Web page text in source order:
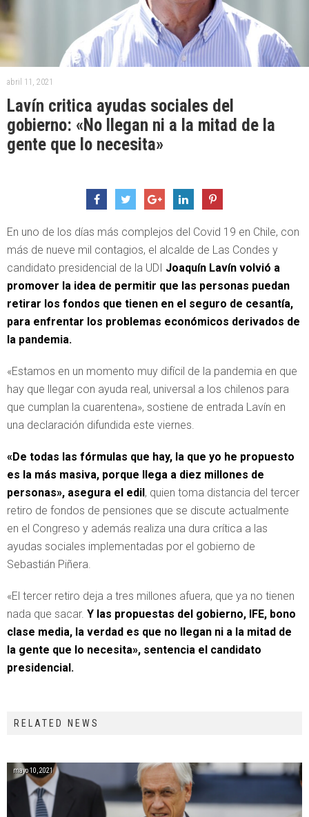
abril 11, 2021
Lavín critica ayudas sociales del
gobierno: «No llegan ni a la mitad de la
gente que lo necesita»
En uno de los días más complejos del Covid 19 en Chile, con
más de nueve mil contagios, el alcalde de Las Condes y
candidato presidencial de la UDI Joaquín Lavín volvió a
promover la idea de permitir que las personas puedan
retirar los fondos que tienen en el seguro de cesantía,
para enfrentar los problemas económicos derivados de
la pandemia.
«Estamos en un momento muy difícil de la pandemia en que
hay que llegar con ayuda real, universal a los chilenos para
que cumplan la cuarentena», sostiene de entrada Lavín en
una declaración difundida este viernes.
«De todas las fórmulas que hay, la que yo he propuesto
es la más masiva, porque llega a diez millones de
personas», asegura el edil, quien toma distancia del tercer
retiro de fondos de pensiones que se discute actualmente
en el Congreso y además realiza una dura crítica a las
ayudas sociales implementadas por el gobierno de
Sebastián Piñera.
«El tercer retiro deja a tres millones afuera, que ya no tienen
nada que sacar. Y las propuestas del gobierno, IFE, bono
clase media, la verdad es que no llegan ni a la mitad de
la gente que lo necesita», sentencia el candidato
presidencial.
RELATED NEWS
mayo 10, 2021